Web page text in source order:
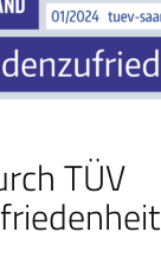
TÜV